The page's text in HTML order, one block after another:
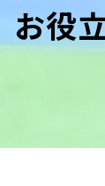
お役